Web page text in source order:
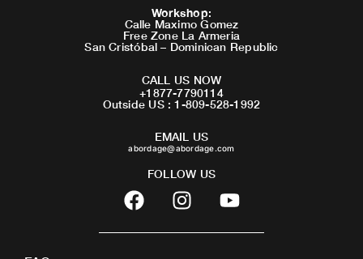
Workshop:
Calle Maximo Gomez
Free Zone La Armeria
San Cristóbal – Dominican Republic
CALL US NOW
+1877-7790114
Outside US : 1-809-528-1992
EMAIL US
abordage@abordage.com
FOLLOW US
F
a
c
I
n
s
Y
o
u